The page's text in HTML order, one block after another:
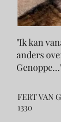
"Ik kan
anders
FERT VAN
1330